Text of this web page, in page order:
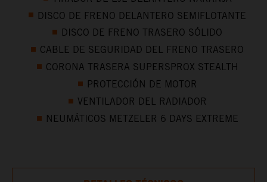
DISCO DE FRENO DELANTERO SEMIFLOTANTE
DISCO DE FRENO TRASERO SÓLIDO
CABLE DE SEGURIDAD DEL FRENO TRASERO
CORONA TRASERA SUPERSPROX STEALTH
PROTECCIÓN DE MOTOR
VENTILADOR DEL RADIADOR
NEUMÁTICOS METZELER 6 DAYS EXTREME